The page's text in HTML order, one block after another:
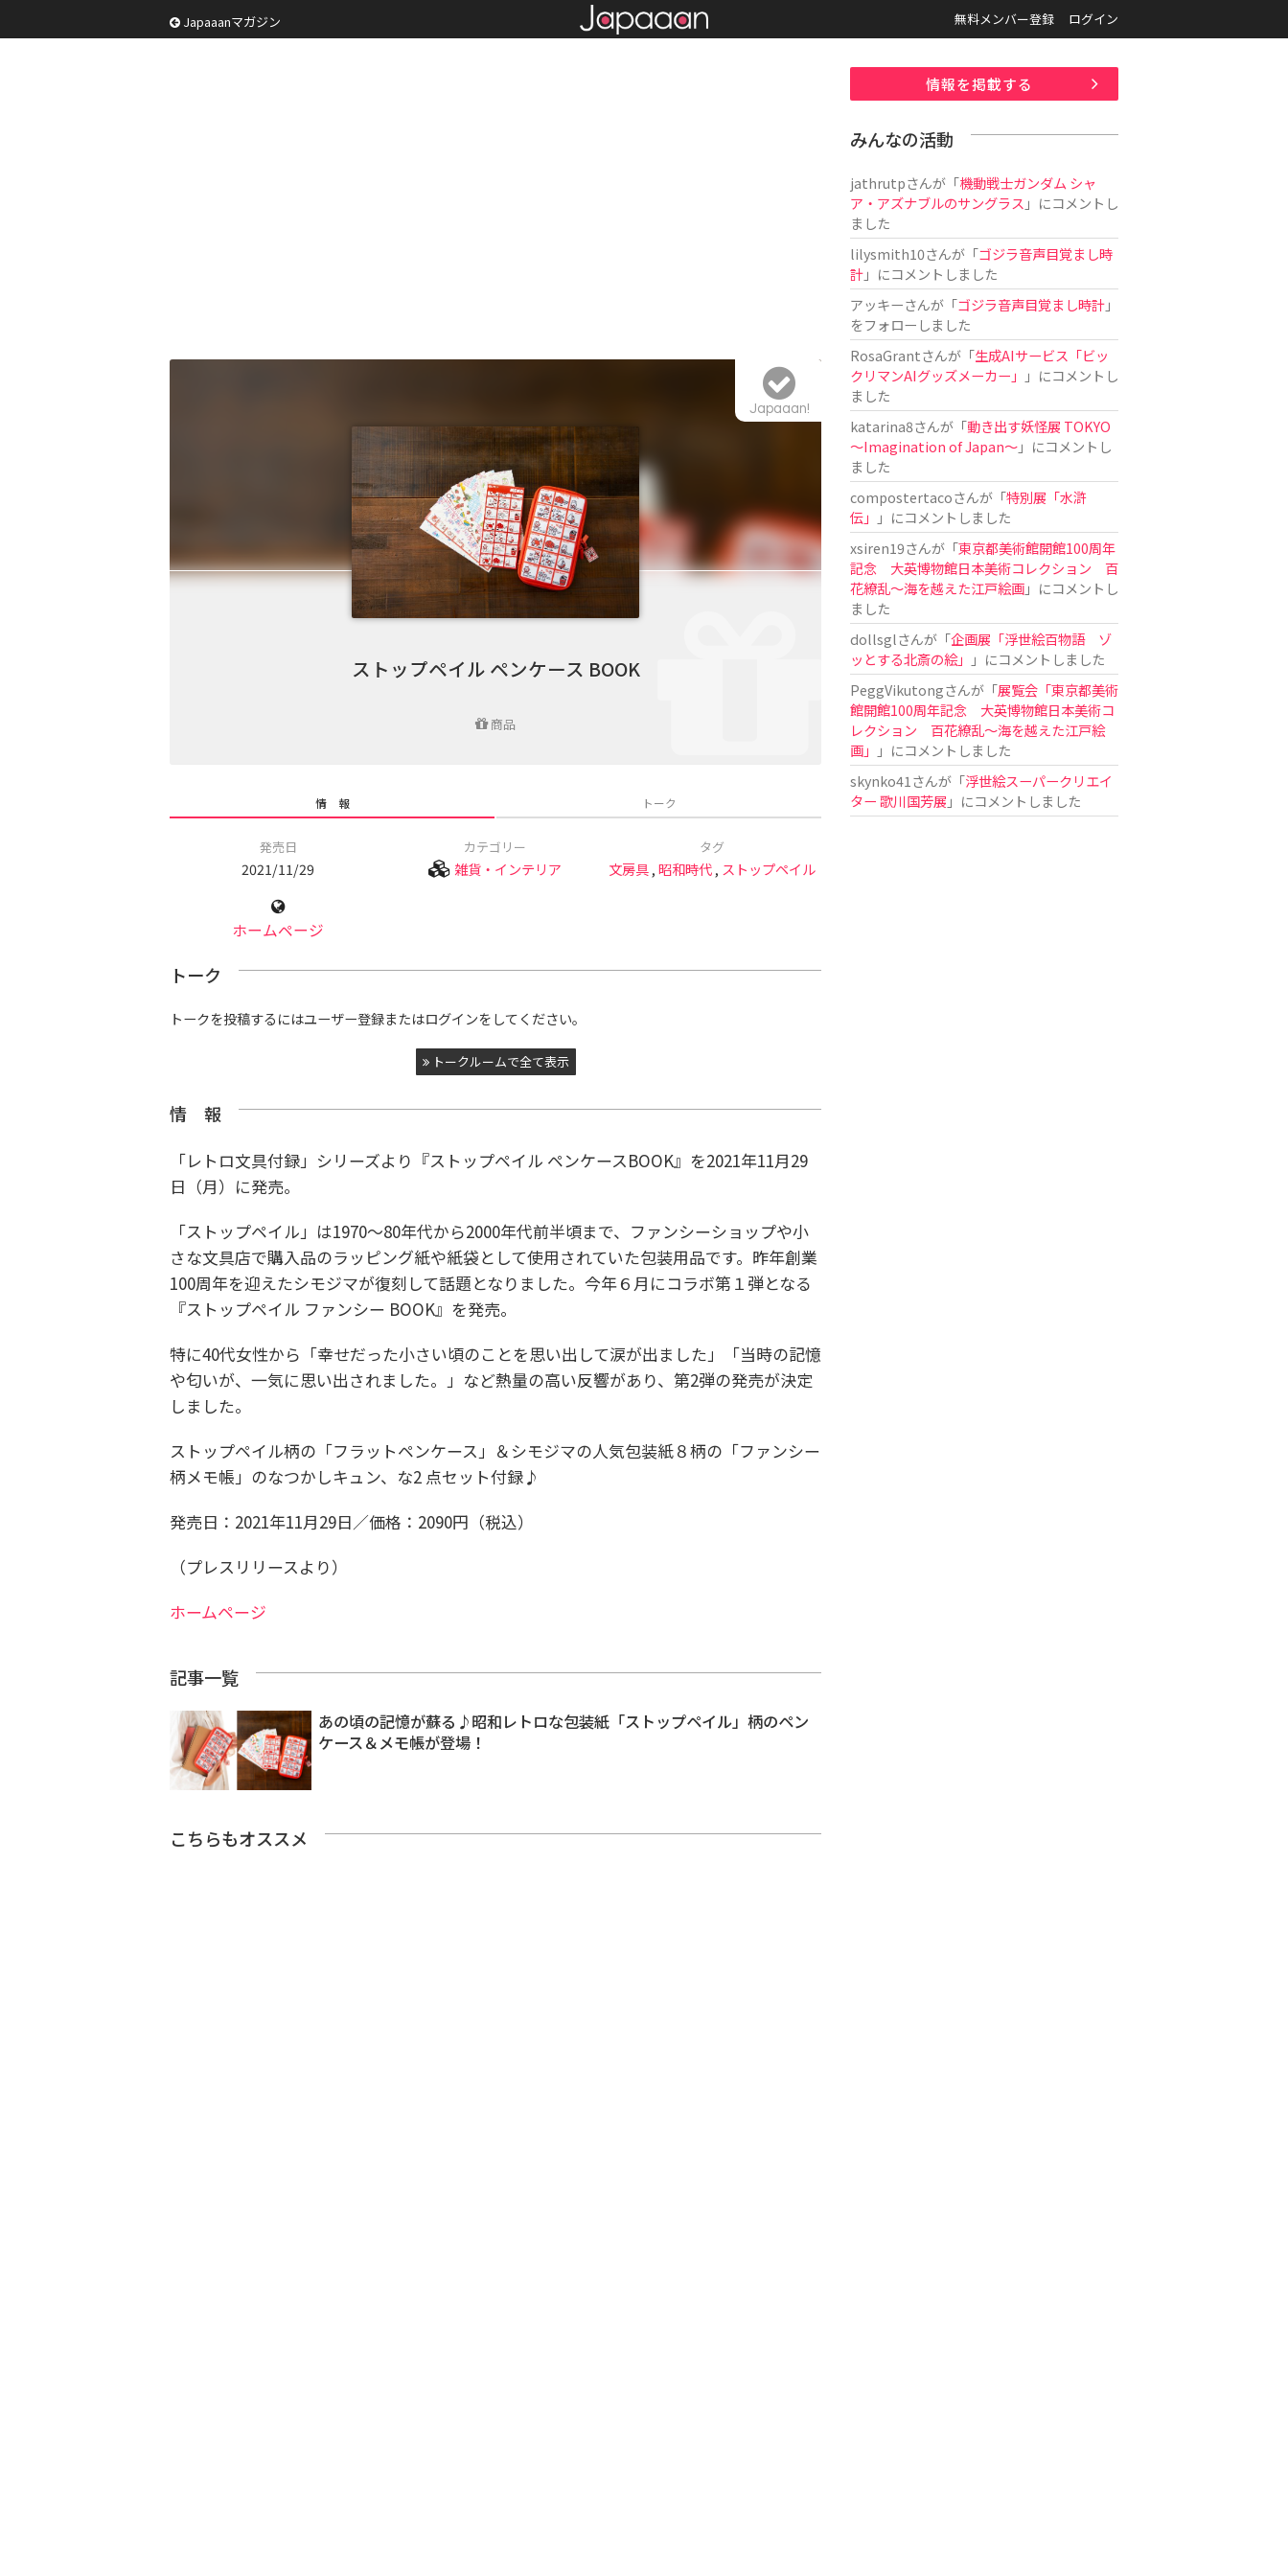
Japaaanマガジン 無料メンバー登録 ログイン
ストップペイル ペンケース BOOK
商品
Japaaan!
情 報 トーク
発売日
2021/11/29
カテゴリー
雑貨・インテリア
タグ
文房具,昭和時代, ストップペイル
ホームページ
トーク
トークを投稿するにはユーザー登録またはログインをしてください。
トークルームで全て表示
情 報
「レトロ文具付録」シリーズより『ストップペイル ペンケースBOOK』を2021年11月29
日（月）に発売。
「ストップペイル」は1970～80年代から2000年代前半頃まで、ファンシーショップや小
さな文具店で購入品のラッピング紙や紙袋として使用されていた包装用品です。昨年創業
100周年を迎えたシモジマが復刻して話題となりました。今年６月にコラボ第１弾となる
『ストップペイル ファンシー BOOK』を発売。
特に40代女性から「幸せだった小さい頃のことを思い出して涙が出ました」「当時の記憶
や匂いが、一気に思い出されました。」など熱量の高い反響があり、第2弾の発売が決定
しました。
ストップペイル柄の「フラットペンケース」＆シモジマの人気包装紙８柄の「ファンシー
柄メモ帳」のなつかしキュン、な2 点セット付録♪
発売日：2021年11月29日／価格：2090円（税込）
（プレスリリースより）
ホームページ
記事一覧
あの頃の記憶が蘇る♪昭和レトロな包装紙「ストップペイル」柄のペン
ケース＆メモ帳が登場！
こちらもオススメ
情報を掲載する
みんなの活動
jathrutpさんが「機動戦士ガンダム シャ
ア・アズナブルのサングラス 」にコメントし
ました
lilysmith10さんが「ゴジラ音声目覚まし時
計」にコメントしました
アッキーさんが「ゴジラ音声目覚まし時計」
をフォローしました
RosaGrantさんが「生成AIサービス「ビッ
クリマンAIグッズメーカー」
」にコメントし
ました
katarina8さんが「動き出す妖怪展 TOKYO
〜Imagination of Japan〜」にコメントし
ました
compostertacoさんが「特別展「水滸
伝」
」にコメントしました
xsiren19さんが「東京都美術館開館100周年
記念 大英博物館日本美術コレクション 百
花繚乱～海を越えた江戸絵画」にコメントし
ました
dollsglさんが「企画展「浮世絵百物語 ゾ
ッとする北斎の絵」
」にコメントしました
PeggVikutongさんが「展覧会「東京都美術
館開館100周年記念 大英博物館日本美術コ
レクション 百花繚乱〜海を越えた江戸絵
画」
」にコメントしました
skynko41 さんが「浮世絵スーパークリエイ
ター 歌川国芳展 」にコメントしました